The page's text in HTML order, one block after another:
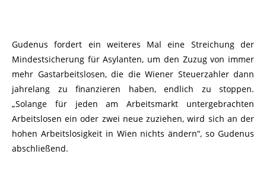
Gudenus fordert ein weiteres Mal eine Streichung der
Mindestsicherung für Asylanten, um den Zuzug von immer
mehr Gastarbeitslosen, die die Wiener Steuerzahler dann
jahrelang zu finanzieren haben, endlich zu stoppen.
„Solange für jeden am Arbeitsmarkt untergebrachten
Arbeitslosen ein oder zwei neue zuziehen, wird sich an der
hohen Arbeitslosigkeit in Wien nichts ändern“, so Gudenus
abschließend.